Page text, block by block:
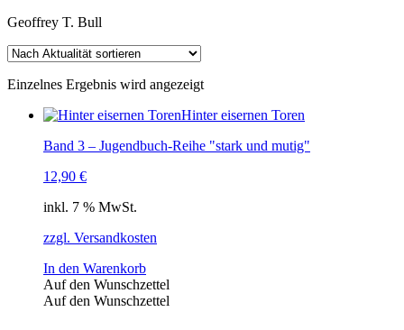
Geoffrey T. Bull
Einzelnes Ergebnis wird angezeigt
Hinter eisernen Toren
Band 3 – Jugendbuch-Reihe "stark und mutig"
12,90 €
inkl. 7 % MwSt.
zzgl. Versandkosten
In den Warenkorb
Auf den Wunschzettel
Auf den Wunschzettel